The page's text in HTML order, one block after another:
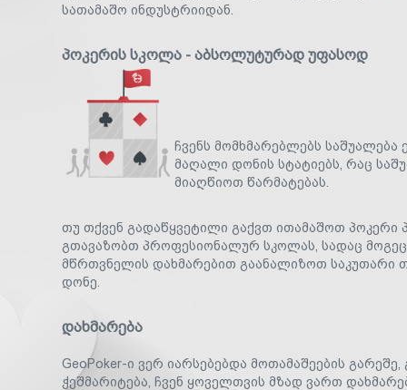
სათამაშო ინდუსტრიიდან.
პოკერის სკოლა - აბსოლუტურად უფასოდ
ჩვენს მომხმარებლებს
მაღალი დონის სტატიებს, რაც
მიაღწიოთ წარმატებას.
თუ თქვენ გადაწყვეტილი გაქვთ ითამაშოთ პოკერი
გთავაზობთ პროფესიონალურ სკოლას, სადაც
მწრთვნელის დახმარებით გაანალიზოთ საკუთარი
დონე.
დახმარება
GeoPoker-ი ვერ იარსებებდა მოთამაშეების გარეშე,
ჭეშმარიტება, ჩვენ ყოველთვის მზად ვართ